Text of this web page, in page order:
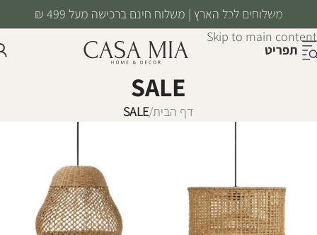
Skip to navigation
Skip to main content
משלוחים לכל הארץ | משלוח חינם ברכישה מעל 499 ₪
תפריט
SALE
דף הבית/
SALE